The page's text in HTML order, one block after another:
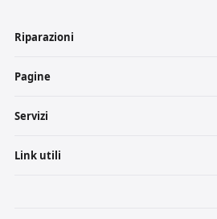
Riparazioni
Pagine
Servizi
Link utili